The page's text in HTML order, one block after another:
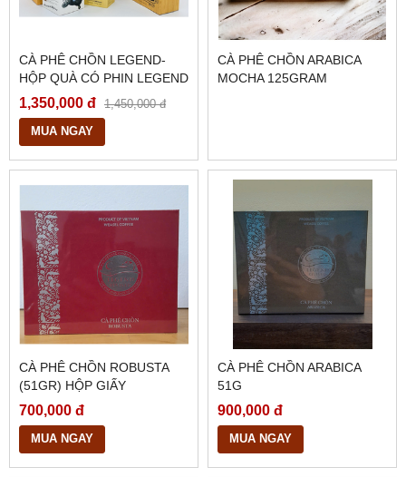
CÀ PHÊ CHỒN LEGEND-
HỘP QUÀ CÓ PHIN LEGEND
1,350,000 đ 1,450,000 đ
MUA NGAY
CÀ PHÊ CHỒN ARABICA
MOCHA 125GRAM
CÀ PHÊ CHỒN ROBUSTA
(51GR) HỘP GIẤY
700,000 đ
MUA NGAY
CÀ PHÊ CHỒN ARABICA
51G
900,000 đ
MUA NGAY